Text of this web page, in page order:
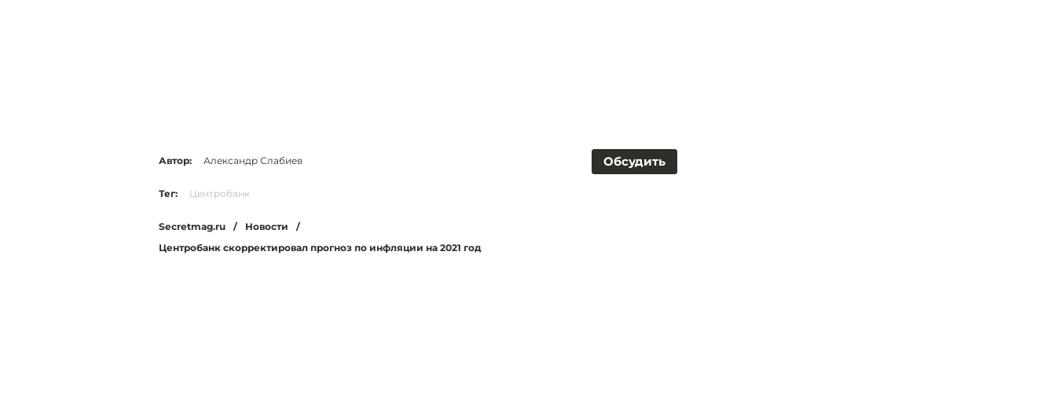
Обсудить
Автор: Александр Слабиев
Тег: Центробанк
Secretmag.ru / Новости
/
Центробанк скорректировал прогноз по инфляции на 2021 год